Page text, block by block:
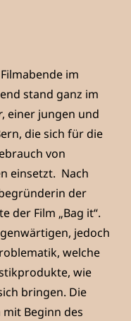
im
stand ganz im
, einer jungen und
die sich für die
von
einsetzt. Nach
der
der Film „Bag it“.
jedoch
welche
wie
bringen. Die
Beginn des